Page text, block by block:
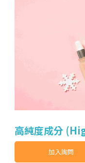
高純度成分
加入詢問